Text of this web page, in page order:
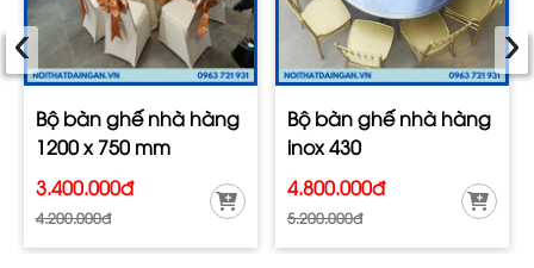
Bộ bàn ghế nhà hàng
1200 x 750 mm
3.400.000đ
4.200.000đ
Bộ bàn ghế nhà hàng
inox 430
4.800.000đ
5.200.000đ
‹ ›